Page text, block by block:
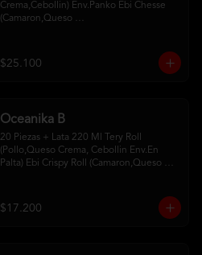
Crema,Cebollin) Env.Panko Ebi Chesse
(Camaron,Queso
2Palitos - 2 Soya- 1Unagui
$25.100
Oceanika B
20 Piezas + Lata 220 Ml Tery Roll
(Pollo,Queso Crema, Cebollin Env.En
Palta) Ebi Crispy Roll (Camaron,Queso
$17.200